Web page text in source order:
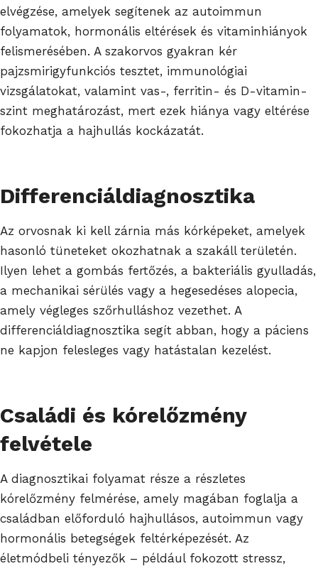
elvégzése, amelyek segítenek az autoimmun
folyamatok, hormonális eltérések és vitaminhiányok
felismerésében. A szakorvos gyakran kér
pajzsmirigyfunkciós tesztet, immunológiai
vizsgálatokat, valamint vas-, ferritin- és D-vitamin-
szint meghatározást, mert ezek hiánya vagy eltérése
fokozhatja a hajhullás kockázatát.
Differenciáldiagnosztika
Az orvosnak ki kell zárnia más kórképeket, amelyek
hasonló tüneteket okozhatnak a szakáll területén.
Ilyen lehet a gombás fertőzés, a bakteriális gyulladás,
a mechanikai sérülés vagy a hegesedéses alopecia,
amely végleges szőrhulláshoz vezethet. A
differenciáldiagnosztika segít abban, hogy a páciens
ne kapjon felesleges vagy hatástalan kezelést.
Családi és kórelőzmény
felvétele
A diagnosztikai folyamat része a részletes
kórelőzmény felmérése, amely magában foglalja a
családban előforduló hajhullásos, autoimmun vagy
hormonális betegségek feltérképezését. Az
életmódbeli tényezők – például fokozott stressz,